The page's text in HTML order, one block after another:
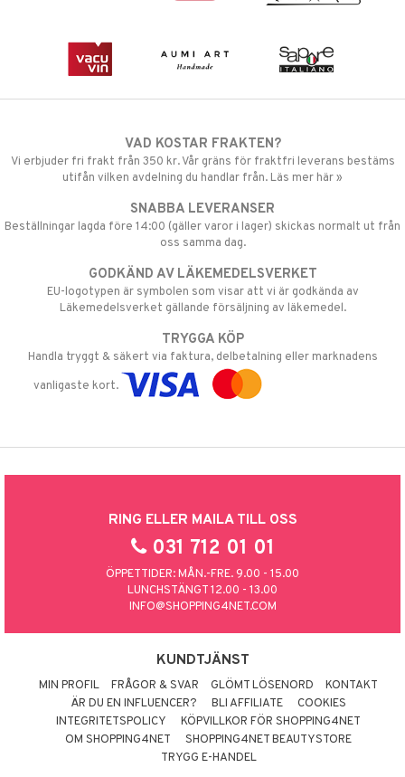
VAD KOSTAR FRAKTEN?
Vi erbjuder fri frakt från 350 kr. Vår gräns för fraktfri leverans bestäms
utifån vilken avdelning du handlar från. Läs mer här »
SNABBA LEVERANSER
Beställningar lagda före 14:00 (gäller varor i lager) skickas normalt ut från
oss samma dag.
GODKÄND AV LÄKEMEDELSVERKET
EU-logotypen är symbolen som visar att vi är godkända av
Läkemedelsverket gällande försäljning av läkemedel.
TRYGGA KÖP
Handla tryggt & säkert via faktura, delbetalning eller marknadens
vanligaste kort.
RING ELLER MAILA TILL OSS
031 712 01 01
ÖPPETTIDER: MÅN.-FRE. 9.00 - 15.00
LUNCHSTÄNGT 12.00 - 13.00
INFO@SHOPPING4NET.COM
KUNDTJÄNST
MIN PROFIL FRÅGOR & SVAR GLÖMT LÖSENORD
KONTAKT
ÄR DU EN INFLUENCER?
BLI AFFILIATE
COOKIES
INTEGRITETSPOLICY
KÖPVILLKOR FÖR SHOPPING4NET
OM SHOPPING4NET
SHOPPING4NET BEAUTYSTORE
TRYGG E-HANDEL